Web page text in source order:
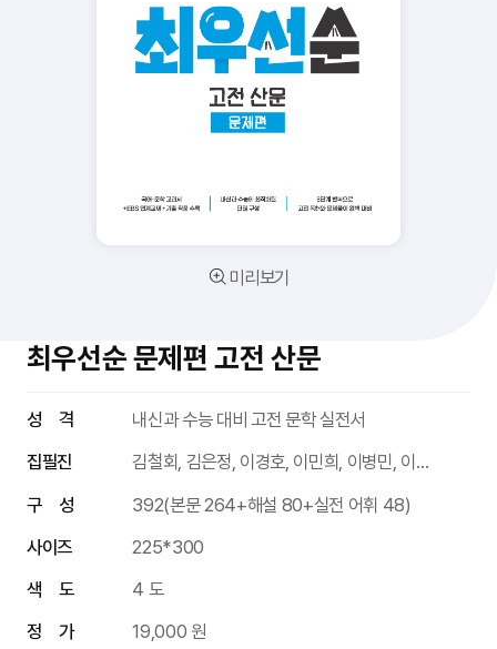
미리보기
최우선순 문제편 고전 산문
성 격
내신과 수능 대비 고전 문학 실전서
집필진
김철회, 김은정, 이경호, 이민희, 이병민, 이승철, 조형주
구 성
392(본문 264+해설 80+실전 어휘 48)
사이즈
225*300
색 도
4 도
정 가
19,000 원